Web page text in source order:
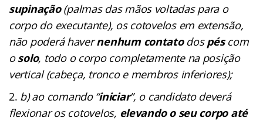
supinação(palmas das mãos voltadas para o
corpo do executante), os cotovelos em extensão,
não poderá havernenhum contato dospéscom
osolo, todo o corpo completamente na posição
vertical (cabeça, tronco e membros inferiores);
b) ao comando “iniciar”, o candidato deverá
flexionar os cotovelos, elevando o seu corpo até